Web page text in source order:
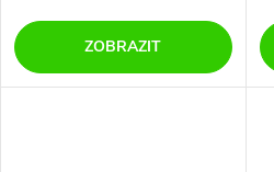
ZOBRAZIT